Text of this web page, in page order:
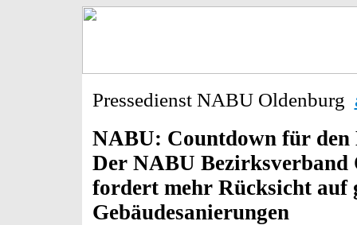
Pressedienst NABU Oldenburg
NABU: Countdown für den
Der NABU Bezirksverband
fordert mehr Rücksicht auf
Gebäudesanierungen